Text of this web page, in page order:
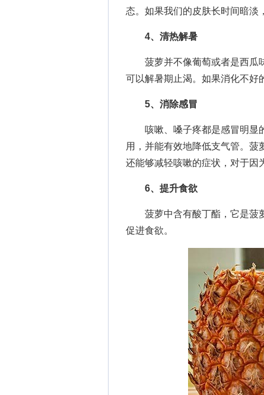
态。如果我们的皮肤长时间暗淡
4、清热解暑
菠萝并不像葡萄或者是西瓜味
可以解暑期止渴。如果消化不好
5、消除感冒
咳嗽、嗓子疼都是感冒明显
用，并能有效地降低支气管。
还能够减轻咳嗽的症状，对于因
6、提升食欲
菠萝中含有酸丁酯，它是菠萝
促进食欲。